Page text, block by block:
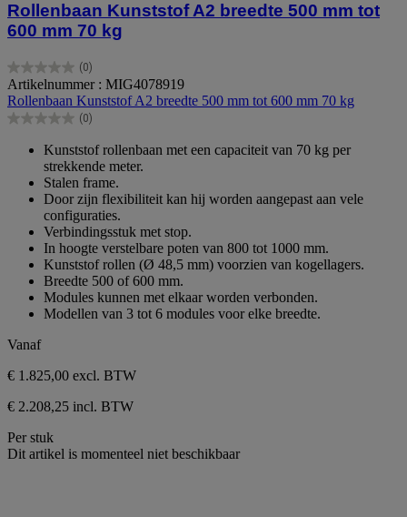
Rollenbaan Kunststof A2 breedte 500 mm tot
600 mm 70 kg
(0)
0.0
van
de
5
Artikelnummer : MIG4078919
Rollenbaan Kunststof A2 breedte 500 mm tot 600 mm 70 kg
(0)
0.0
sterren.
Kunststof rollenbaan met een capaciteit van 70 kg per
strekkende meter.
Stalen frame.
Door zijn flexibiliteit kan hij worden aangepast aan vele
configuraties.
Verbindingsstuk met stop.
In hoogte verstelbare poten van 800 tot 1000 mm.
Kunststof rollen (Ø 48,5 mm) voorzien van kogellagers.
Breedte 500 of 600 mm.
Modules kunnen met elkaar worden verbonden.
Modellen van 3 tot 6 modules voor elke breedte.
Vanaf
€ 1.825,00 excl. BTW
€ 2.208,25 incl. BTW
Per stuk
Dit artikel is momenteel niet beschikbaar